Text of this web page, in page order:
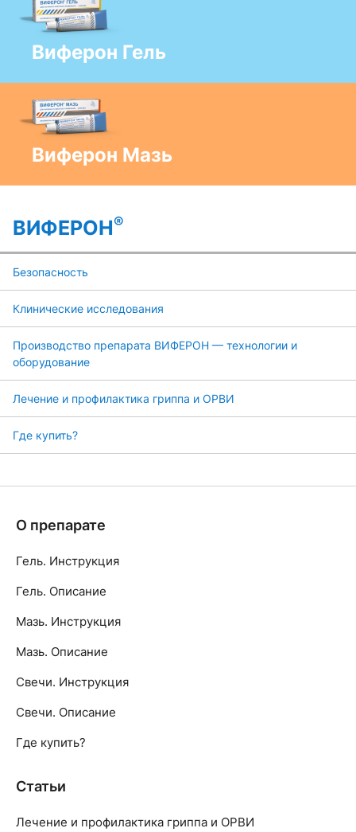
Виферон Гель
Виферон Мазь
ВИФЕРОН®
Безопасность
Клинические исследования
Производство препарата ВИФЕРОН — технологии и
оборудование
Лечение и профилактика гриппа и ОРВИ
Где купить?
О препарате
Гель. Инструкция
Гель. Описание
Мазь. Инструкция
Мазь. Описание
Свечи. Инструкция
Свечи. Описание
Где купить?
Статьи
Лечение и профилактика гриппа и ОРВИ